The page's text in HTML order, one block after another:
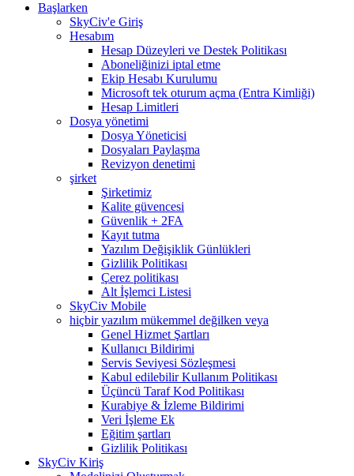
Başlarken
SkyCiv'e Giriş
Hesabım
Hesap Düzeyleri ve Destek Politikası
Aboneliğinizi iptal etme
Ekip Hesabı Kurulumu
Microsoft tek oturum açma (Entra Kimliği)
Hesap Limitleri
Dosya yönetimi
Dosya Yöneticisi
Dosyaları Paylaşma
Revizyon denetimi
şirket
Şirketimiz
Kalite güvencesi
Güvenlik + 2FA
Kayıt tutma
Yazılım Değişiklik Günlükleri
Gizlilik Politikası
Çerez politikası
Alt İşlemci Listesi
SkyCiv Mobile
hiçbir yazılım mükemmel değilken veya
Genel Hizmet Şartları
Kullanıcı Bildirimi
Servis Seviyesi Sözleşmesi
Kabul edilebilir Kullanım Politikası
Üçüncü Taraf Kod Politikası
Kurabiye & İzleme Bildirimi
Veri İşleme Ek
Eğitim şartları
Gizlilik Politikası
SkyCiv Kiriş